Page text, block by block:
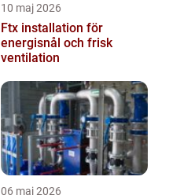
10 maj 2026
Ftx installation för
energisnål och frisk
ventilation
06 maj 2026